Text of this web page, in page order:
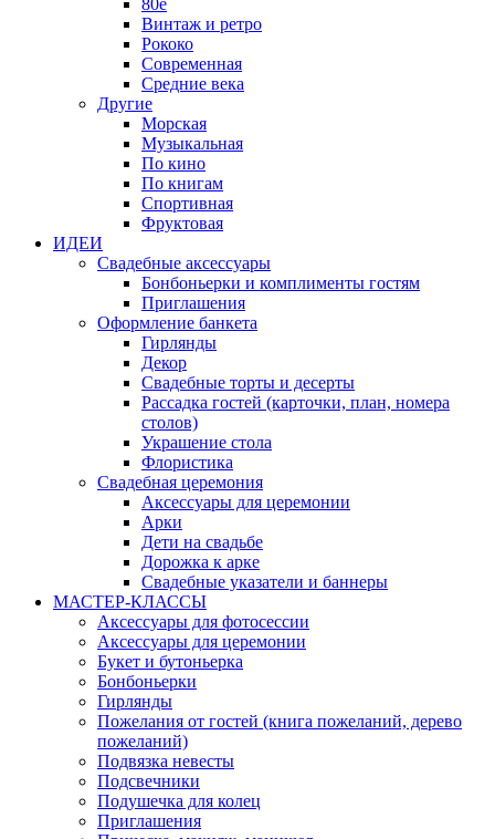
80е
Винтаж и ретро
Рококо
Современная
Средние века
Другие
Морская
Музыкальная
По кино
По книгам
Спортивная
Фруктовая
ИДЕИ
Свадебные аксессуары
Бонбоньерки и комплименты гостям
Приглашения
Оформление банкета
Гирлянды
Декор
Свадебные торты и десерты
Рассадка гостей (карточки, план, номера
столов)
Украшение стола
Флористика
Свадебная церемония
Аксессуары для церемонии
Арки
Дети на свадьбе
Дорожка к арке
Свадебные указатели и баннеры
МАСТЕР-КЛАССЫ
Аксессуары для фотосессии
Аксессуары для церемонии
Букет и бутоньерка
Бонбоньерки
Гирлянды
Пожелания от гостей (книга пожеланий, дерево
пожеланий)
Подвязка невесты
Подсвечники
Подушечка для колец
Приглашения